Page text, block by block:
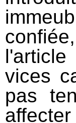
vices
pas